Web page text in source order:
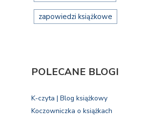
zapowiedzi książkowe
POLECANE BLOGI
K-czyta | Blog książkowy
Koczowniczka o książkach